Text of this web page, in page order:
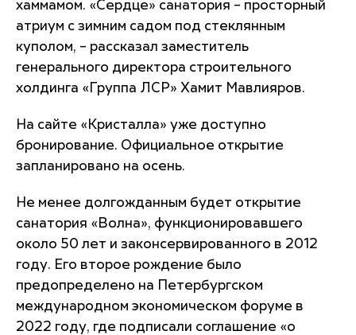
хаммамом. «Сердце» санатория – просторный
атриум с зимним садом под стеклянным
куполом, – рассказал заместитель
генерального директора строительного
холдинга «Группа ЛСР» Хамит Мавлияров.
На сайте «Кристалла» уже доступно
бронирование. Официальное открытие
запланировано на осень.
Не менее долгожданным будет открытие
санатория «Волна», функционировавшего
около 50 лет и законсервированного в 2012
году. Его второе рождение было
предопределено на Петербургском
международном экономическом форуме в
2022 году, где подписали соглашение «о